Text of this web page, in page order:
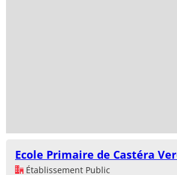
Ecole Primaire de Castéra
Établissement Public